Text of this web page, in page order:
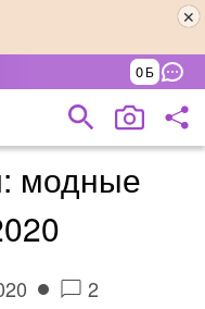
0
модные
2